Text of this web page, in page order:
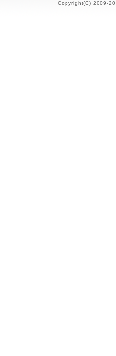
Copyright(C) 2009-